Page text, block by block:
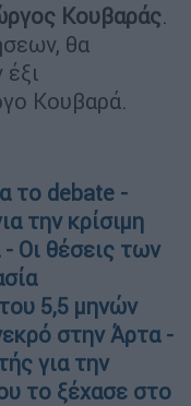
Κουβαράς.
θα
Κουβαρά.
το debate -
την κρίσιμη
Οι θέσεις των
5,5 μηνών
στην Άρτα -
για την
το ξέχασε στο